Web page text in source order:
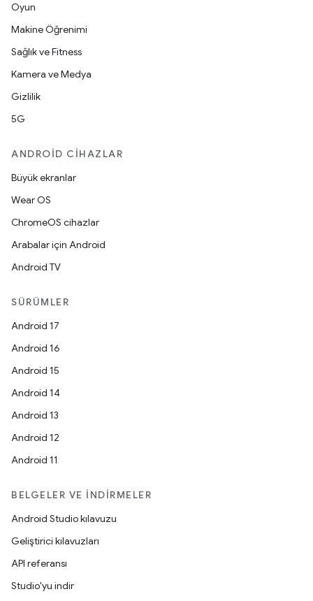
Oyun
Makine Öğrenimi
Sağlık ve Fitness
Kamera ve Medya
Gizlilik
5G
ANDROID CIHAZLAR
Büyük ekranlar
Wear OS
ChromeOS cihazlar
Arabalar için Android
Android TV
SÜRÜMLER
Android 17
Android 16
Android 15
Android 14
Android 13
Android 12
Android 11
BELGELER VE İNDIRMELER
Android Studio kılavuzu
Geliştirici kılavuzları
API referansı
Studio'yu indir